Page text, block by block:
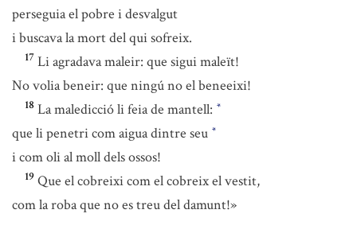
perseguia el pobre i desvalgut
i buscava la mort del qui sofreix.
17 Li agradava maleir: que sigui maleït!
No volia beneir: que ningú no el beneeixi!
18 La maledicció li feia de mantell: *
que li penetri com aigua dintre seu *
i com oli al moll dels ossos!
19 Que el cobreixi com el cobreix el vestit,
com la roba que no es treu del damunt!»